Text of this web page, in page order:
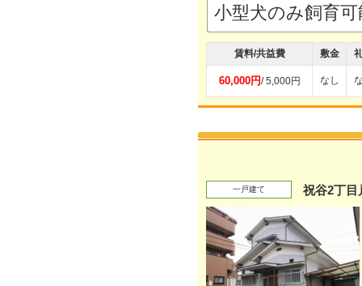
小型犬のみ飼育
賃料/共益費 敷金
60,000円/ 5,000円 なし
一戸建て 祝谷2丁目